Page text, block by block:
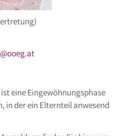
@ooeg.at
eine Eingewöhnungsphase
in der ein Elternteil anwesend